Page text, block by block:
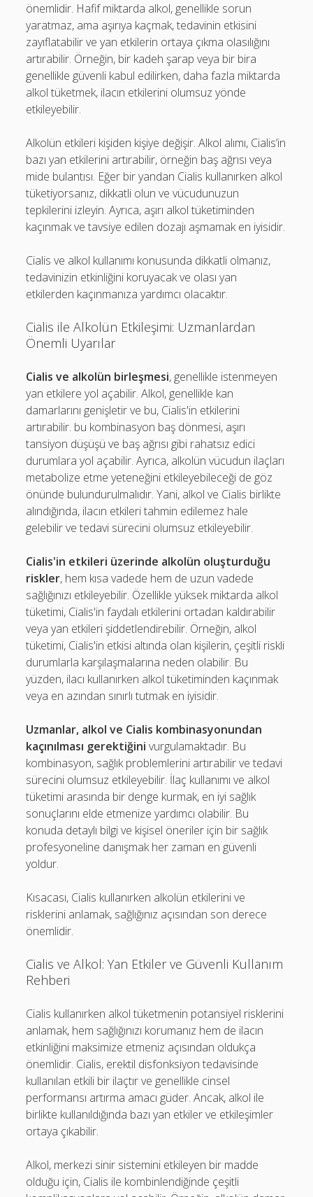
önemlidir. Hafif miktarda alkol, genellikle sorun
yaratmaz, ama aşırıya kaçmak, tedavinin etkisini
zayıflatabilir ve yan etkilerin ortaya çıkma olasılığını
artırabilir. Örneğin, bir kadeh şarap veya bir bira
genellikle güvenli kabul edilirken, daha fazla miktarda
alkol tüketmek, ilacın etkilerini olumsuz yönde
etkileyebilir.
Alkolün etkileri kişiden kişiye değişir. Alkol alımı, Cialis’in
bazı yan etkilerini artırabilir, örneğin baş ağrısı veya
mide bulantısı. Eğer bir yandan Cialis kullanırken alkol
tüketiyorsanız, dikkatli olun ve vücudunuzun
tepkilerini izleyin. Ayrıca, aşırı alkol tüketiminden
kaçınmak ve tavsiye edilen dozajı aşmamak en iyisidir.
Cialis ve alkol kullanımı konusunda dikkatli olmanız,
tedavinizin etkinliğini koruyacak ve olası yan
etkilerden kaçınmanıza yardımcı olacaktır.
Cialis ile Alkolün Etkileşimi: Uzmanlardan
Önemli Uyarılar
Cialis ve alkolün birleşmesi, genellikle istenmeyen
yan etkilere yol açabilir. Alkol, genellikle kan
damarlarını genişletir ve bu, Cialis'in etkilerini
artırabilir. bu kombinasyon baş dönmesi, aşırı
tansiyon düşüşü ve baş ağrısı gibi rahatsız edici
durumlara yol açabilir. Ayrıca, alkolün vücudun ilaçları
metabolize etme yeteneğini etkileyebileceği de göz
önünde bulundurulmalıdır. Yani, alkol ve Cialis birlikte
alındığında, ilacın etkileri tahmin edilemez hale
gelebilir ve tedavi sürecini olumsuz etkileyebilir.
Cialis'in etkileri üzerinde alkolün oluşturduğu
riskler, hem kısa vadede hem de uzun vadede
sağlığınızı etkileyebilir. Özellikle yüksek miktarda alkol
tüketimi, Cialis'in faydalı etkilerini ortadan kaldırabilir
veya yan etkileri şiddetlendirebilir. Örneğin, alkol
tüketimi, Cialis'in etkisi altında olan kişilerin, çeşitli riskli
durumlarla karşılaşmalarına neden olabilir. Bu
yüzden, ilacı kullanırken alkol tüketiminden kaçınmak
veya en azından sınırlı tutmak en iyisidir.
Uzmanlar, alkol ve Cialis kombinasyonundan
kaçınılması gerektiğini vurgulamaktadır. Bu
kombinasyon, sağlık problemlerini artırabilir ve tedavi
sürecini olumsuz etkileyebilir. İlaç kullanımı ve alkol
tüketimi arasında bir denge kurmak, en iyi sağlık
sonuçlarını elde etmenize yardımcı olabilir. Bu
konuda detaylı bilgi ve kişisel öneriler için bir sağlık
profesyoneline danışmak her zaman en güvenli
yoldur.
Kısacası, Cialis kullanırken alkolün etkilerini ve
risklerini anlamak, sağlığınız açısından son derece
önemlidir.
Cialis ve Alkol: Yan Etkiler ve Güvenli Kullanım
Rehberi
Cialis kullanırken alkol tüketmenin potansiyel risklerini
anlamak, hem sağlığınızı korumanız hem de ilacın
etkinliğini maksimize etmeniz açısından oldukça
önemlidir. Cialis, erektil disfonksiyon tedavisinde
kullanılan etkili bir ilaçtır ve genellikle cinsel
performansı artırma amacı güder. Ancak, alkol ile
birlikte kullanıldığında bazı yan etkiler ve etkileşimler
ortaya çıkabilir.
Alkol, merkezi sinir sistemini etkileyen bir madde
olduğu için, Cialis ile kombinlendiğinde çeşitli